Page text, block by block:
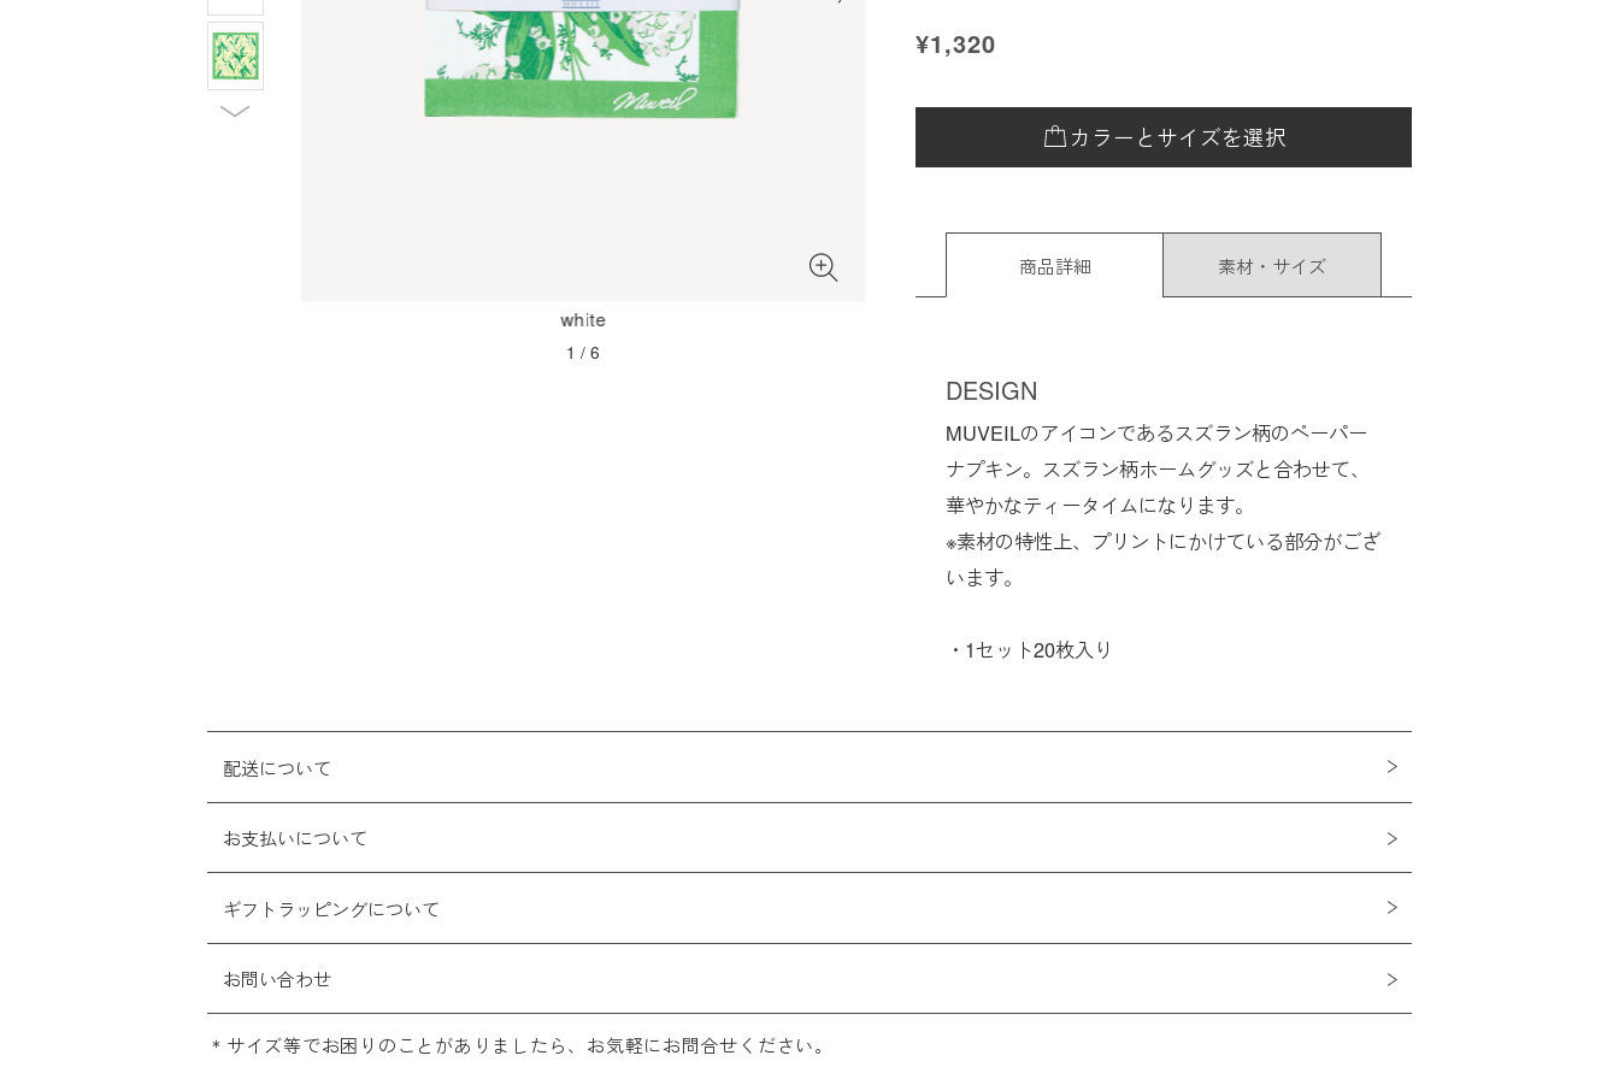
white
1 / 6
¥1,320
カラーとサイズを選択
商品詳細 素材・サイズ
DESIGN
MUVEILのアイコンであるスズラン柄のペーパー
ナプキン。スズラン柄ホームグッズと合わせて、
華やかなティータイムになります。
※素材の特性上、プリントにかけている部分がござ
います。
・1セット20枚入り
配送について
お支払いについて
ギフトラッピングについて
お問い合わせ
サイズ等でお困りのことがありましたら、お気軽にお問合せください。